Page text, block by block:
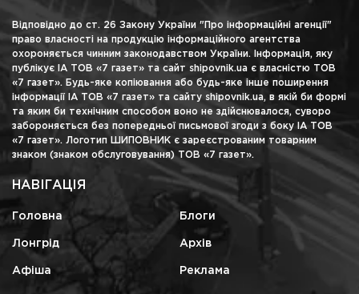
Відповідно до ст. 26 Закону України "Про інформаційні агенції"
право власності на продукцію інформаційного агентства
охороняється чинним законодавством України. Інформація, яку
публікує ІА ТОВ «7 газет» та сайт shipovnik.ua є власністю ТОВ
«7 газет». Будь-яке копіювання або будь-яке інше поширення
інформації ІА ТОВ «7 газет» та сайту shipovnik.ua, в якій би формі
та яким би технічним способом воно не здійснювалося, суворо
забороняється без попередньої письмової згоди з боку ІА ТОВ
«7 газет». Логотип ШИПОВНИК є зареєстрованим товарним
знаком (знаком обслуговування) ТОВ «7 газет».
НАВІГАЦІЯ
Головна Блоги
Лонгрід Архів
Афіша Реклама